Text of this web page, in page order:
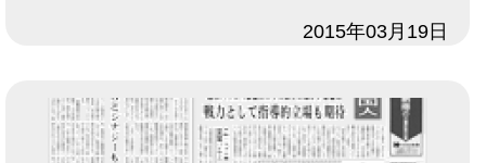
2015年03月19日